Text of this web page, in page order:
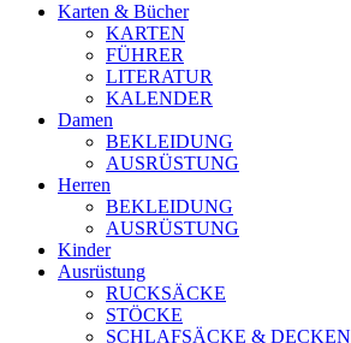
Karten & Bücher
KARTEN
FÜHRER
LITERATUR
KALENDER
Damen
BEKLEIDUNG
AUSRÜSTUNG
Herren
BEKLEIDUNG
AUSRÜSTUNG
Kinder
Ausrüstung
RUCKSÄCKE
STÖCKE
SCHLAFSÄCKE & DECKEN